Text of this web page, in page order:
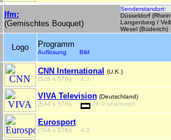
lfm:
(Gemischtes Bouquet)
Senderstandort:
Düsseldorf
Langenberg /
Wesel (Büderich)
Logo Programm
Auflösung Bild
CNN International
(U.K.)
(528 x 576i)
4:3
VIVA Television(Deutschland)
(544 x 576i)
16:9 anamorph
Eurosport
(704 x 576i) 4:3